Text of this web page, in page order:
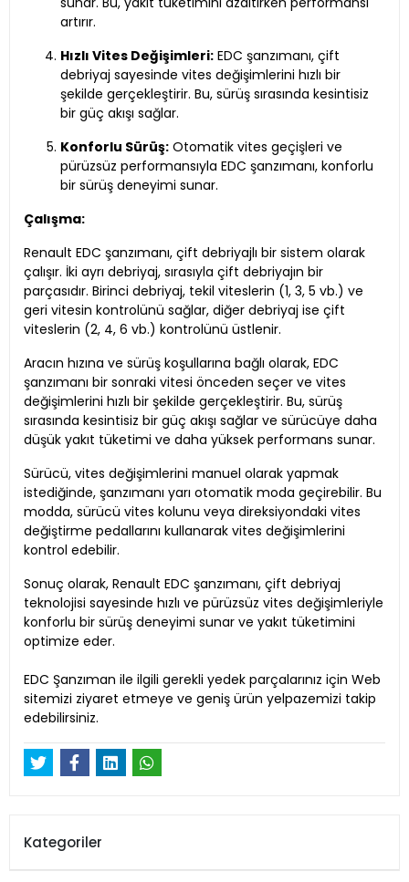
artırır.
Hızlı Vites Değişimleri: EDC şanzımanı, çift
debriyaj sayesinde vites değişimlerini hızlı bir
şekilde gerçekleştirir. Bu, sürüş sırasında kesintisiz
bir güç akışı sağlar.
Konforlu Sürüş: Otomatik vites geçişleri ve
pürüzsüz performansıyla EDC şanzımanı, konforlu
bir sürüş deneyimi sunar.
Çalışma:
Renault EDC şanzımanı, çift debriyajlı bir sistem olarak
çalışır. İki ayrı debriyaj, sırasıyla çift debriyajın bir
parçasıdır. Birinci debriyaj, tekil viteslerin (1, 3, 5 vb.) ve
geri vitesin kontrolünü sağlar, diğer debriyaj ise çift
viteslerin (2, 4, 6 vb.) kontrolünü üstlenir.
Aracın hızına ve sürüş koşullarına bağlı olarak, EDC
şanzımanı bir sonraki vitesi önceden seçer ve vites
değişimlerini hızlı bir şekilde gerçekleştirir. Bu, sürüş
sırasında kesintisiz bir güç akışı sağlar ve sürücüye daha
düşük yakıt tüketimi ve daha yüksek performans sunar.
Sürücü, vites değişimlerini manuel olarak yapmak
istediğinde, şanzımanı yarı otomatik moda geçirebilir. Bu
modda, sürücü vites kolunu veya direksiyondaki vites
değiştirme pedallarını kullanarak vites değişimlerini
kontrol edebilir.
Sonuç olarak, Renault EDC şanzımanı, çift debriyaj
teknolojisi sayesinde hızlı ve pürüzsüz vites değişimleriyle
konforlu bir sürüş deneyimi sunar ve yakıt tüketimini
optimize eder.
EDC Şanzıman ile ilgili gerekli yedek parçalarınız için Web
sitemizi ziyaret etmeye ve geniş ürün yelpazemizi takip
edebilirsiniz.
Kategoriler